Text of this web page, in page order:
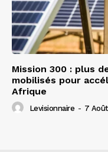
Mission 300 : plus
mobilisés pour
Afrique
Levisionnaire - 7